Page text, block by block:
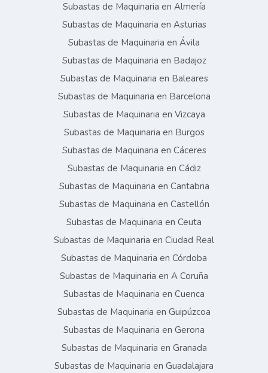
Subastas de Maquinaria en Almería
Subastas de Maquinaria en Asturias
Subastas de Maquinaria en Ávila
Subastas de Maquinaria en Badajoz
Subastas de Maquinaria en Baleares
Subastas de Maquinaria en Barcelona
Subastas de Maquinaria en Vizcaya
Subastas de Maquinaria en Burgos
Subastas de Maquinaria en Cáceres
Subastas de Maquinaria en Cádiz
Subastas de Maquinaria en Cantabria
Subastas de Maquinaria en Castellón
Subastas de Maquinaria en Ceuta
Subastas de Maquinaria en Ciudad Real
Subastas de Maquinaria en Córdoba
Subastas de Maquinaria en A Coruña
Subastas de Maquinaria en Cuenca
Subastas de Maquinaria en Guipúzcoa
Subastas de Maquinaria en Gerona
Subastas de Maquinaria en Granada
Subastas de Maquinaria en Guadalajara